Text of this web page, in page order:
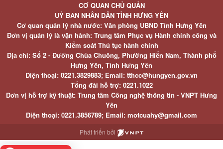
CƠ QUAN CHỦ QUẢN
UỶ BAN NHÂN DÂN TỈNH HƯNG YÊN
Cơ quan quản lý nhà nước: Văn phòng UBND Tỉnh Hưng Yên
Đơn vị quản lý là vận hành: Trung tâm Phục vụ Hành chính công và
Kiểm soát Thủ tục hành chính
Địa chỉ: Số 2 - Đường Chùa Chuông, Phường Hiến Nam, Thành phố
Hưng Yên, Tỉnh Hưng Yên
Điện thoại: 0221.3829883; Email: tthcc@hungyen.gov.vn
Tổng đài hỗ trợ: 0221.1022
Đơn vị hỗ trợ kỹ thuật: Trung tâm Công nghệ thông tin - VNPT Hưng
Yên
Điện thoại: 0221.3856789; Email: motcuahy@gmail.com
Phát triển bởi